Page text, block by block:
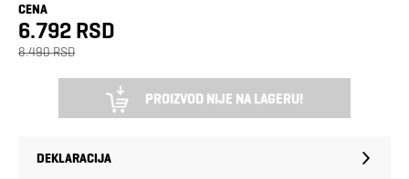
CENA
6.792 RSD
8.490 RSD
PROIZVOD NIJE NA LAGERU!
DEKLARACIJA